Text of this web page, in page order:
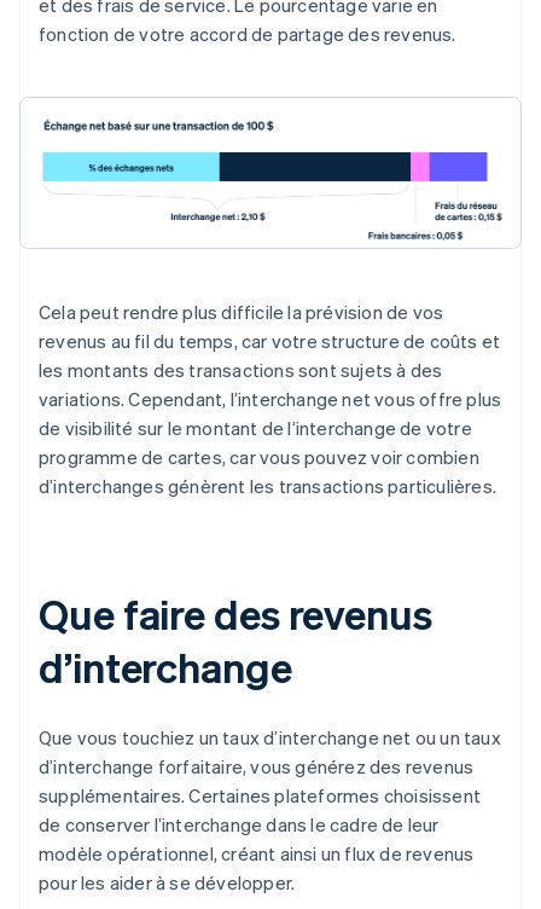
et des frais de service. Le pourcentage varie en
fonction de votre accord de partage des revenus.
Cela peut rendre plus difficile la prévision de vos
revenus au fil du temps, car votre structure de coûts et
les montants des transactions sont sujets à des
variations. Cependant, l’interchange net vous offre plus
de visibilité sur le montant de l’interchange de votre
programme de cartes, car vous pouvez voir combien
d’interchanges génèrent les transactions particulières.
Que faire des revenus
d’interchange
Que vous touchiez un taux d’interchange net ou un taux
d’interchange forfaitaire, vous générez des revenus
supplémentaires. Certaines plateformes choisissent
de conserver l’interchange dans le cadre de leur
modèle opérationnel, créant ainsi un flux de revenus
pour les aider à se développer.